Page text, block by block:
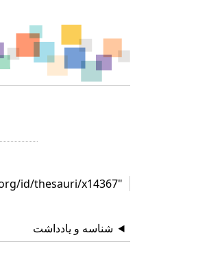
"http://collection.britishmuseum.org/id/thesauri/x14367"
شناسه و یادداشت